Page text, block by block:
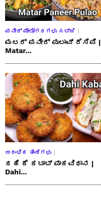
ಪನೀರ್ ಮೇಲೋಗರಗಳು ಸಬ್ಜಿ
ಮಟರ್ ಪನೀರ್ ಪುಲಾವ್ ರೆಸಿಪಿ |
Matar...
ಆರಂಭಿಕ ತಿಂಡಿಗಳು
ದಹಿ ಕೆ ಕಬಾಬ್ ಪಾಕವಿಧಾನ |
Dahi...